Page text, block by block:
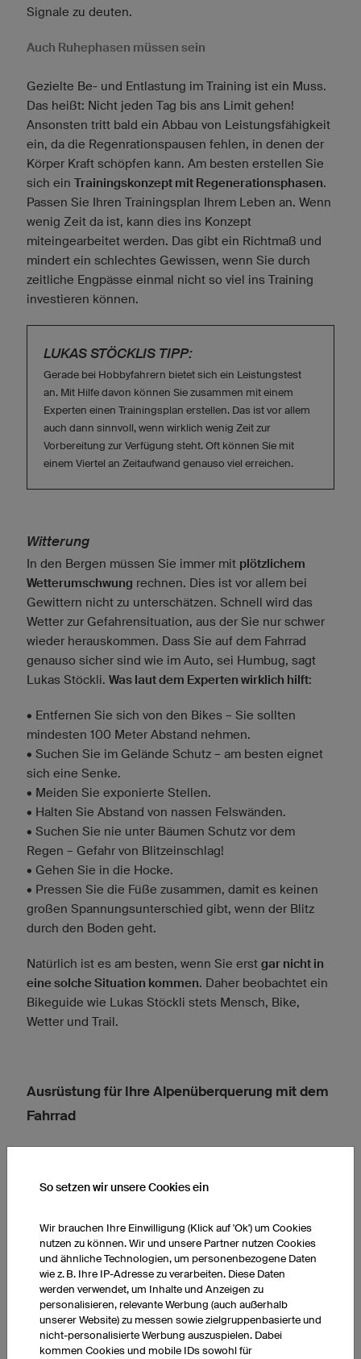
Signale zu deuten.
Auch Ruhephasen müssen sein
Gezielte Be- und Entlastung im Training ist ein Muss.
Das heißt: Nicht jeden Tag bis ans Limit gehen!
Ansonsten tritt bald ein Abbau von Leistungsfähigkeit
ein, da die Regenrationspausen fehlen, in denen der
Körper Kraft schöpfen kann. Am besten erstellen Sie
sich ein Trainingskonzept mit Regenerationsphasen.
Passen Sie Ihren Trainingsplan Ihrem Leben an. Wenn
wenig Zeit da ist, kann dies ins Konzept
miteingearbeitet werden. Das gibt ein Richtmaß und
mindert ein schlechtes Gewissen, wenn Sie durch
zeitliche Engpässe einmal nicht so viel ins Training
investieren können.
LUKAS STÖCKLIS TIPP:
Gerade bei Hobbyfahrern bietet sich ein Leistungstest
an. Mit Hilfe davon können Sie zusammen mit einem
Experten einen Trainingsplan erstellen. Das ist vor allem
auch dann sinnvoll, wenn wirklich wenig Zeit zur
Vorbereitung zur Verfügung steht. Oft können Sie mit
einem Viertel an Zeitaufwand genauso viel erreichen.
Witterung
In den Bergen müssen Sie immer mit plötzlichem
Wetterumschwung rechnen. Dies ist vor allem bei
Gewittern nicht zu unterschätzen. Schnell wird das
Wetter zur Gefahrensituation, aus der Sie nur schwer
wieder herauskommen. Dass Sie auf dem Fahrrad
genauso sicher sind wie im Auto, sei Humbug, sagt
Lukas Stöckli. Was laut dem Experten wirklich hilft:
• Entfernen Sie sich von den Bikes – Sie sollten
mindesten 100 Meter Abstand nehmen.
• Suchen Sie im Gelände Schutz – am besten eignet
sich eine Senke.
• Meiden Sie exponierte Stellen.
• Halten Sie Abstand von nassen Felswänden.
• Suchen Sie nie unter Bäumen Schutz vor dem
Regen – Gefahr von Blitzeinschlag!
• Gehen Sie in die Hocke.
• Pressen Sie die Füße zusammen, damit es keinen
großen Spannungsunterschied gibt, wenn der Blitz
durch den Boden geht.
Natürlich ist es am besten, wenn Sie erst gar nicht in
eine solche Situation kommen. Daher beobachtet ein
Bikeguide wie Lukas Stöckli stets Mensch, Bike,
Wetter und Trail.
Ausrüstung für Ihre Alpenüberquerung mit dem
Fahrrad
So setzen wir unsere Cookies ein
Wir brauchen Ihre Einwilligung (Klick auf 'Ok') um Cookies
nutzen zu können. Wir und unsere Partner nutzen Cookies
und ähnliche Technologien, um personenbezogene Daten
wie z. B. Ihre IP-Adresse zu verarbeiten. Diese Daten
werden verwendet, um Inhalte und Anzeigen zu
personalisieren, relevante Werbung (auch außerhalb
unserer Website) zu messen sowie zielgruppenbasierte und
nicht-personalisierte Werbung auszuspielen. Dabei
kommen Cookies und mobile IDs sowohl für